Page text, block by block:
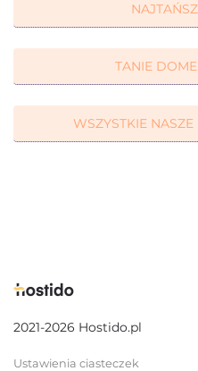
TANIE
WSZYSTKIE
2021-2026 Hostido.pl
Ustawienia ciasteczek